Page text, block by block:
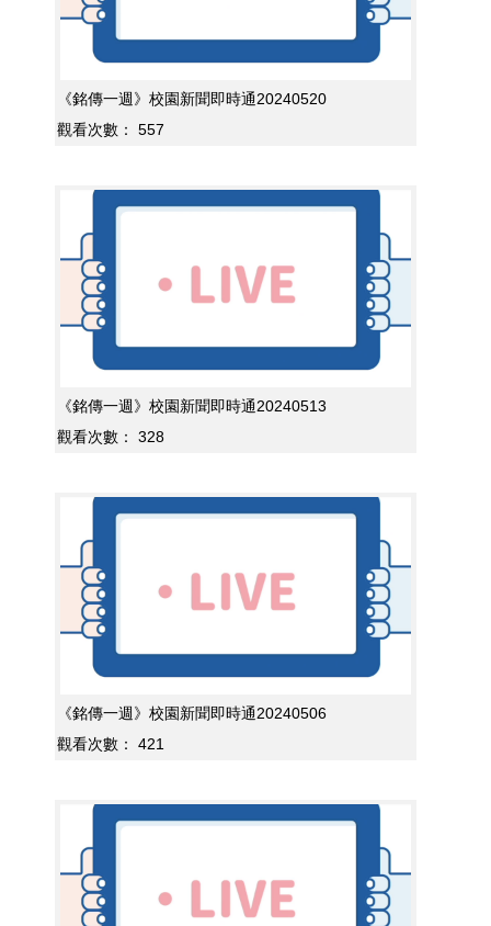
《銘傳一週》校園新聞即時通20240520
觀看次數：
557
《銘傳一週》校園新聞即時通20240513
觀看次數：
328
《銘傳一週》校園新聞即時通20240506
觀看次數：
421